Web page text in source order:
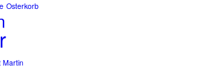
Osterkorb
Martin